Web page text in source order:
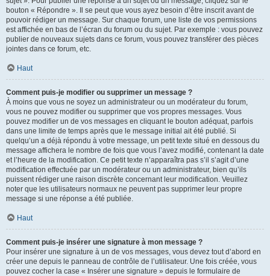
bouton « Répondre ». Il se peut que vous ayez besoin d’être inscrit avant de
pouvoir rédiger un message. Sur chaque forum, une liste de vos permissions
est affichée en bas de l’écran du forum ou du sujet. Par exemple : vous pouvez
publier de nouveaux sujets dans ce forum, vous pouvez transférer des pièces
jointes dans ce forum, etc.
Haut
Comment puis-je modifier ou supprimer un message ?
À moins que vous ne soyez un administrateur ou un modérateur du forum,
vous ne pouvez modifier ou supprimer que vos propres messages. Vous
pouvez modifier un de vos messages en cliquant le bouton adéquat, parfois
dans une limite de temps après que le message initial ait été publié. Si
quelqu’un a déjà répondu à votre message, un petit texte situé en dessous du
message affichera le nombre de fois que vous l’avez modifié, contenant la date
et l’heure de la modification. Ce petit texte n’apparaîtra pas s’il s’agit d’une
modification effectuée par un modérateur ou un administrateur, bien qu’ils
puissent rédiger une raison discrète concernant leur modification. Veuillez
noter que les utilisateurs normaux ne peuvent pas supprimer leur propre
message si une réponse a été publiée.
Haut
Comment puis-je insérer une signature à mon message ?
Pour insérer une signature à un de vos messages, vous devez tout d’abord en
créer une depuis le panneau de contrôle de l’utilisateur. Une fois créée, vous
pouvez cocher la case « Insérer une signature » depuis le formulaire de